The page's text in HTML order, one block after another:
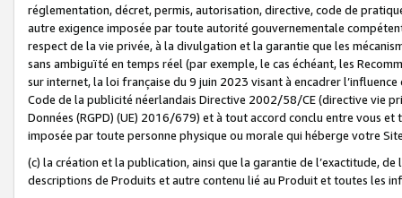
réglementation, décret, permis, autorisation, directive, code de
autre exigence imposée par toute autorité gouvernementale
respect de la vie privée, à la divulgation et la garantie que les
sans ambiguïté en temps réel (par exemple, le cas échéant, les
sur internet, la loi française du 9 juin 2023 visant à encadrer
Code de la publicité néerlandais Directive 2002/58/CE (directive vie
Données (RGPD) (UE) 2016/679) et à tout accord conclu entre vous
imposée par toute personne physique ou morale qui héberge votre
(c) la création et la publication, ainsi que la garantie de l’exactitude,
descriptions de Produits et autre contenu lié au Produit et toutes les